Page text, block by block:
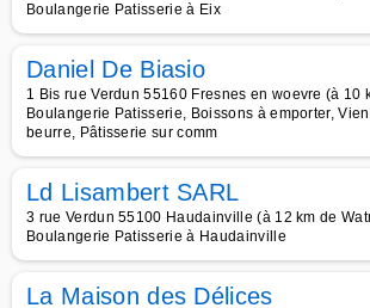
Boulangerie Patisserie à Eix
Daniel De Biasio
1 Bis rue Verdun 55160 Fresnes en woevre (à 10
Boulangerie Patisserie, Boissons à emporter,
beurre, Pâtisserie sur comm
Ld Lisambert SARL
3 rue Verdun 55100 Haudainville (à 12 km de
Boulangerie Patisserie à Haudainville
La Maison des Délices